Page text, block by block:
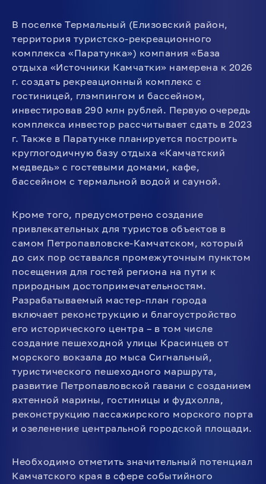
В поселке Термальный (Елизовский район,
территория туристско-рекреационного
комплекса «Паратунка») компания «База
отдыха «Источники Камчатки» намерена к 2026
г. создать рекреационный комплекс с
гостиницей, глэмпингом и бассейном,
инвестировав 290 млн рублей. Первую очередь
комплекса инвестор рассчитывает сдать в 2023
г. Также в Паратунке планируется построить
круглогодичную базу отдыха «Камчатский
медведь» с гостевыми домами, кафе,
бассейном с термальной водой и сауной.
Кроме того, предусмотрено создание
привлекательных для туристов объектов в
самом Петропавловске-Камчатском, который
до сих пор оставался промежуточным пунктом
посещения для гостей региона на пути к
природным достопримечательностям.
Разрабатываемый мастер-план города
включает реконструкцию и благоустройство
его исторического центра – в том числе
создание пешеходной улицы Красинцев от
морского вокзала до мыса Сигнальный,
туристического пешеходного маршрута,
развитие Петропавловской гавани с созданием
яхтенной марины, гостиницы и фудхолла,
реконструкцию пассажирского морского порта
и озеленение центральной городской площади.
Необходимо отметить значительный потенциал
Камчатского края в сфере событийного